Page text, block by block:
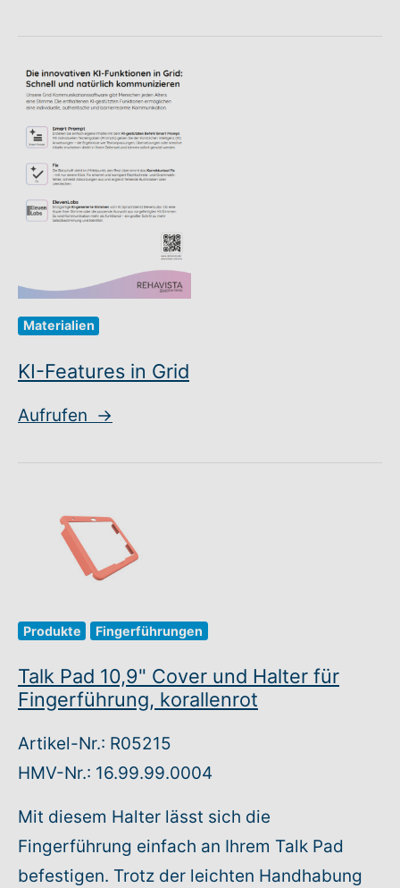
Materialien
KI-Features in Grid
Aufrufen →
Produkte Fingerführungen
Talk Pad 10,9" Cover und Halter für
Fingerführung, korallenrot
Artikel-Nr.: R05215
HMV-Nr.: 16.99.99.0004
Mit diesem Halter lässt sich die
Fingerführung einfach an Ihrem Talk Pad
befestigen. Trotz der leichten Handhabung